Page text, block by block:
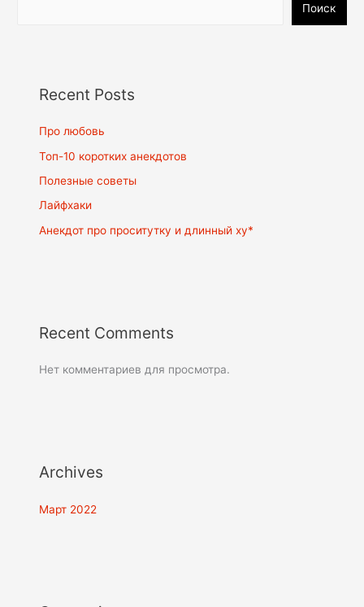
Поиск
Recent Posts
Про любовь
Топ-10 коротких анекдотов
Полезные советы
Лайфхаки
Анекдот про проситутку и длинный ху*
Recent Comments
Нет комментариев для просмотра.
Archives
Март 2022